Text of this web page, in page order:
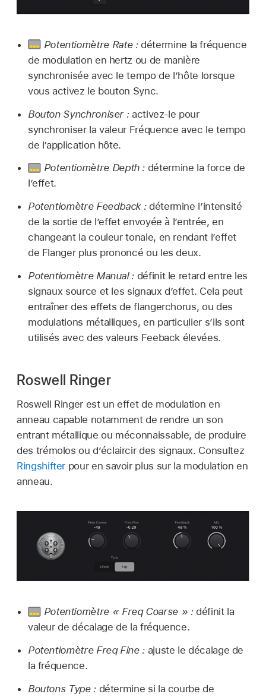
Potentiomètre Rate : détermine la fréquence
de modulation en hertz ou de manière
synchronisée avec le tempo de l’hôte lorsque
vous activez le bouton Sync.
Bouton Synchroniser :activez-le pour
synchroniser la valeur Fréquence avec le tempo
de l’application hôte.
Potentiomètre Depth : détermine la force de
l’effet.
Potentiomètre Feedback :détermine l’intensité
de la sortie de l’effet envoyée à l’entrée, en
changeant la couleur tonale, en rendant l’effet
de Flanger plus prononcé ou les deux.
Potentiomètre Manual : définit le retard entre les
signaux source et les signaux d’effet. Cela peut
entraîner des effets de flanger­chorus, ou des
modulations métalliques, en particulier s’ils sont
utilisés avec des valeurs Feeback élevées.
Roswell Ringer
Roswell Ringer est un effet de modulation en
anneau capable notamment de rendre un son
entrant métallique ou méconnaissable, de produire
des trémolos ou d’éclaircir des signaux. Consultez
Ringshifter pour en savoir plus sur la modulation en
anneau.
Potentiomètre « Freq Coarse » : définit la
valeur de décalage de la fréquence.
Potentiomètre Freq Fine :ajuste le décalage de
la fréquence.
Boutons Type :détermine si la courbe de